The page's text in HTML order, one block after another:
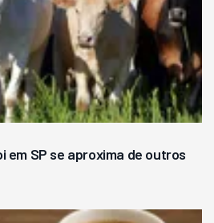
em SP se aproxima de outros